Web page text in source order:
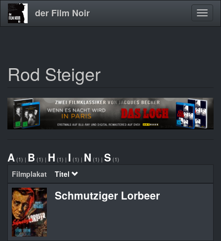
Direkt
zum
der Film Noir
Rod Steiger
A (1) | B (1) | H (1) | I (1) | N (1) | S (1)
Filmplakat Titel
Schmutziger Lorbeer